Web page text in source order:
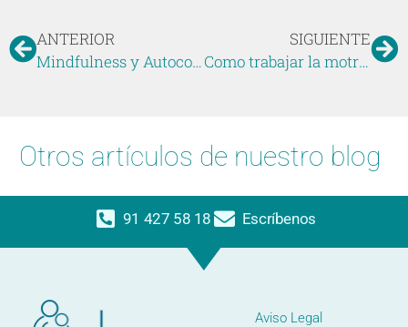
ANTERIOR
Mindfulness y Autocompasión
SIGUIENTE
Como trabajar la motricidad en el bebé
Otros artículos de nuestro blog
91 427 58 18 Escríbenos
Aviso Legal